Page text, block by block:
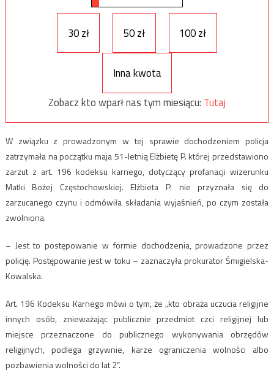
30 zł 50 zł 100 zł
Inna kwota
Zobacz kto wparł nas tym miesiącu: Tutaj
W związku z prowadzonym w tej sprawie dochodzeniem policja
zatrzymała na początku maja 51-letnią Elżbietę P. której przedstawiono
zarzut z art. 196 kodeksu karnego, dotyczący profanacji wizerunku
Matki Bożej Częstochowskiej. Elżbieta P. nie przyznała się do
zarzucanego czynu i odmówiła składania wyjaśnień, po czym została
zwolniona.
– Jest to postępowanie w formie dochodzenia, prowadzone przez
policję. Postępowanie jest w toku – zaznaczyła prokurator Śmigielska-
Kowalska.
Art. 196 Kodeksu Karnego mówi o tym, że „kto obraża uczucia religijne
innych osób, znieważając publicznie przedmiot czci religijnej lub
miejsce przeznaczone do publicznego wykonywania obrzędów
religijnych, podlega grzywnie, karze ograniczenia wolności albo
pozbawienia wolności do lat 2”.